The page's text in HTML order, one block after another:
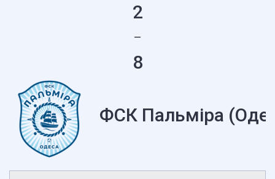
2
—
8
ФСК Пальміра